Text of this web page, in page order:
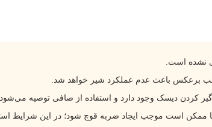
نشده است.
برعکس باعث عدم عملکرد شیر خواهد شد.
کردن دیسک وجود دارد و استفاده از صافی توصیه می‌شود.